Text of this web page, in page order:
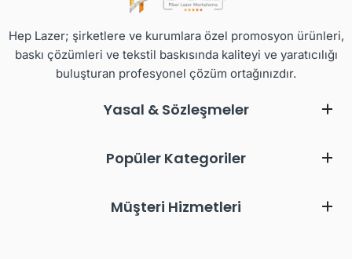
Hep Lazer; şirketlere ve kurumlara özel promosyon ürünleri,
baskı çözümleri ve tekstil baskısında kaliteyi ve yaratıcılığı
buluşturan profesyonel çözüm ortağınızdır.
Yasal & Sözleşmeler
Popüler Kategoriler
Müşteri Hizmetleri